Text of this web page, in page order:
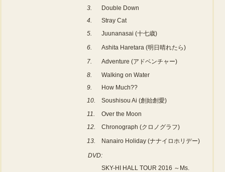
3.
Double Down
4.
Stray Cat
5.
Juunanasai (十七歳)
6.
Ashita Haretara (明日晴れたら)
7.
Adventure (アドベンチャー)
8.
Walking on Water
9.
How Much??
10.
Soushisou Ai (創始創愛)
11.
Over the Moon
12.
Chronograph (クロノグラフ)
13.
Nanairo Holiday (ナナイロホリデー)
DVD:
SKY-HI HALL TOUR 2016 ～Ms.